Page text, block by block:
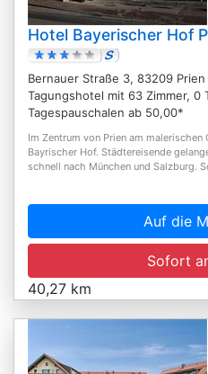
Hotel Bayerischer Hof
Bernauer Straße 3, 83209 Prien
Tagungshotel mit 63 Zimmer, 0
Tagespauschalen ab 50,00*
Im Zentrum von Prien am
Bayrischer Hof. Städtereisende
schnell nach München und Salzburg.
Auf die
Sofort
40,27 km